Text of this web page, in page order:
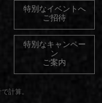
特別なイベントへ
ご招待
特別なキャンペー
ン
ご案内
計算。